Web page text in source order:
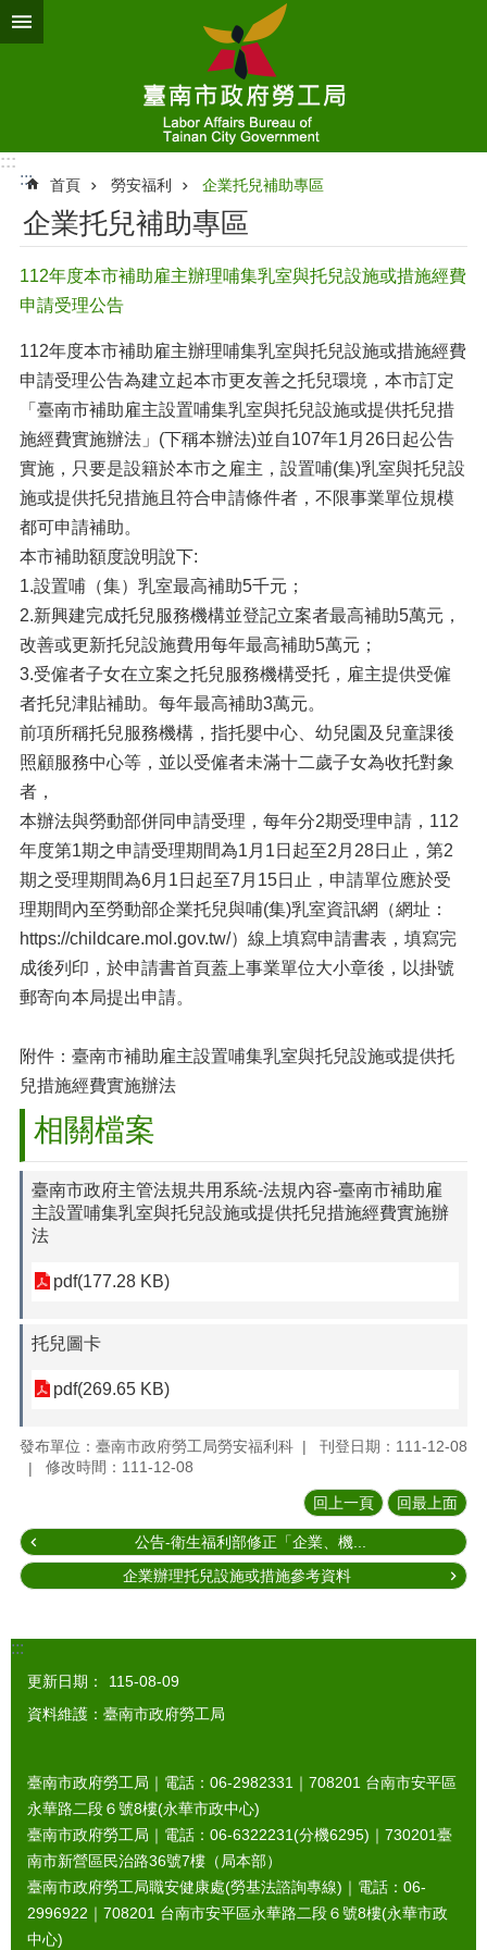
跳到主要內容區塊
:::
:::
首頁 勞安福利 企業托兒補助專區
企業托兒補助專區
112年度本市補助雇主辦理哺集乳室與托兒設施或措施經費
申請受理公告
112年度本市補助雇主辦理哺集乳室與托兒設施或措施經費
申請受理公告為建立起本市更友善之托兒環境，本市訂定
「臺南市補助雇主設置哺集乳室與托兒設施或提供托兒措
施經費實施辦法」(下稱本辦法)並自107年1月26日起公告
實施，只要是設籍於本市之雇主，設置哺(集)乳室與托兒設
施或提供托兒措施且符合申請條件者，不限事業單位規模
都可申請補助。
本市補助額度說明說下:
1.設置哺（集）乳室最高補助5千元；
2.新興建完成托兒服務機構並登記立案者最高補助5萬元，
改善或更新托兒設施費用每年最高補助5萬元；
3.受僱者子女在立案之托兒服務機構受托，雇主提供受僱
者托兒津貼補助。每年最高補助3萬元。
前項所稱托兒服務機構，指托嬰中心、幼兒園及兒童課後
照顧服務中心等，並以受僱者未滿十二歲子女為收托對象
者，
本辦法與勞動部併同申請受理，每年分2期受理申請，112
年度第1期之申請受理期間為1月1日起至2月28日止，第2
期之受理期間為6月1日起至7月15日止，申請單位應於受
理期間內至勞動部企業托兒與哺(集)乳室資訊網（網址：
https://childcare.mol.gov.tw/）線上填寫申請書表，填寫完
成後列印，於申請書首頁蓋上事業單位大小章後，以掛號
郵寄向本局提出申請。
附件：臺南市補助雇主設置哺集乳室與托兒設施或提供托
兒措施經費實施辦法
相關檔案
臺南市政府主管法規共用系統-法規內容-臺南市補助雇
主設置哺集乳室與托兒設施或提供托兒措施經費實施辦
法
pdf(177.28 KB)
托兒圖卡
pdf(269.65 KB)
發布單位：臺南市政府勞工局勞安福利科
刊登日期：111-12-08
修改時間：111-12-08
回上一頁 回最上面
公告-衛生福利部修正「企業、機...
企業辦理托兒設施或措施參考資料
:::
更新日期：
115-08-09
資料維護：臺南市政府勞工局
臺南市政府勞工局｜電話：06-2982331｜ 708201 台南市安平區
永華路二段６號8樓(永華市政中心)
臺南市政府勞工局｜電話：06-6322231(分機6295)｜ 730201臺
南市新營區民治路36號7樓（局本部）
臺南市政府勞工局職安健康處(勞基法諮詢專線)｜電話：06-
2996922｜ 708201 台南市安平區永華路二段６號8樓(永華市政
中心)